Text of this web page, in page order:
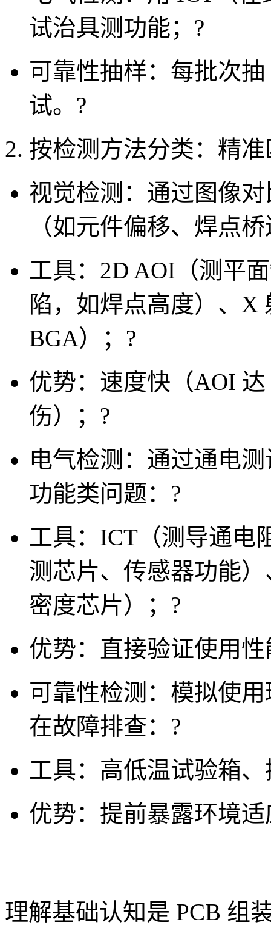
试治具测功能； ?
可靠性抽样：每批次
试。 ?
2. 按检测方法分类：精
视觉检测 ：通过图像
（如元件偏移、焊点
工具：2D AOI（测平
陷，如焊点高度）、X
BGA）； ?
优势：速度快（AOI
伤）； ?
电气检测 ：通过通电
功能类问题： ?
工具：ICT（测导通电
测芯片、传感器功能
密度芯片）； ?
优势：直接验证使用
可靠性检测 ：模拟使
在故障排查： ?
工具：高低温试验箱
优势：提前暴露环境
理解基础认知是 PCB